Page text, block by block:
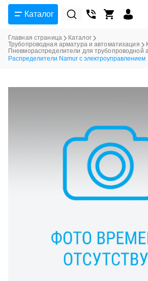
Каталог
Главная страница
Каталог
Трубопроводная арматура и автоматизация
Пневмораспределители для трубопроводной
Распределители Namur с электроуправлением